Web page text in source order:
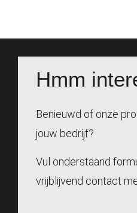
Hmm
Benieuwd of onze
jouw bedrijf?
Vul onderstaand
vrijblijvend contact